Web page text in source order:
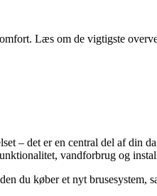
Læs om de vigtigste
– det er en central del af
vandforbrug og
du køber et nyt brusesystem,